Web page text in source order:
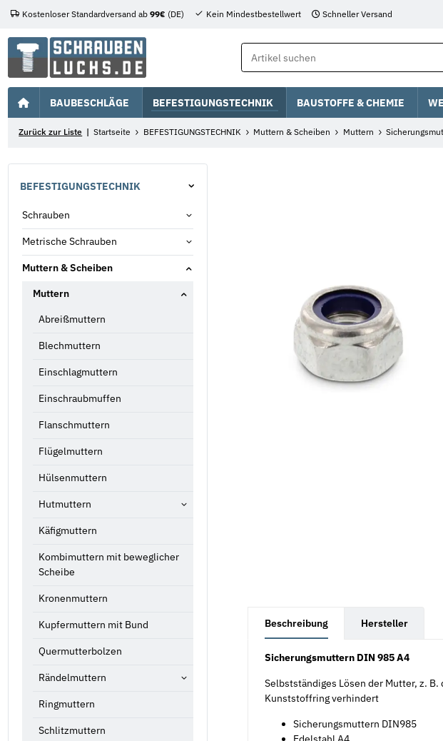
Kostenloser Standardversand ab 99€ (DE) Kein Mindestbestellwert Schneller Versand
BAUBESCHLÄGE BEFESTIGUNGSTECHNIK BAUSTOFFE & CHEMIE
Zurück zur Liste Startseite BEFESTIGUNGSTECHNIK Muttern & Scheiben Muttern
Beschreibung Hersteller
Sicherungsmuttern DIN 985 A4
Selbstständiges Lösen der Mutter, z.
Kunststoffring verhindert
Sicherungsmuttern DIN985
BEFESTIGUNGSTECHNIK
Schrauben
Metrische Schrauben
Muttern & Scheiben
Muttern
Abreißmuttern
Blechmuttern
Einschlagmuttern
Einschraubmuffen
Flanschmuttern
Flügelmuttern
Hülsenmuttern
Hutmuttern
Käfigmuttern
Kombimuttern mit beweglicher
Scheibe
Kronenmuttern
Kupfermuttern mit Bund
Quermutterbolzen
Rändelmuttern
Ringmuttern
Schlitzmuttern